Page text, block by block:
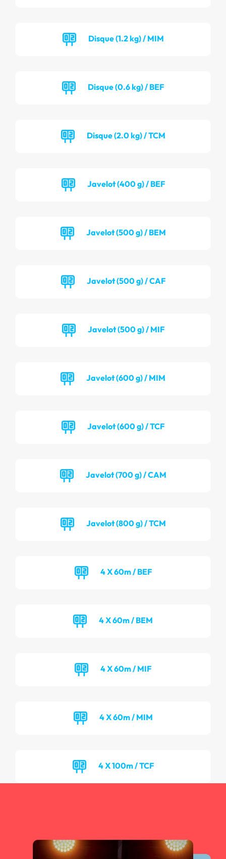
Disque (1.2 kg) / MIM
Disque (0.6 kg) / BEF
Disque (2.0 kg) / TCM
Javelot (400 g) / BEF
Javelot (500 g) / BEM
Javelot (500 g) / CAF
Javelot (500 g) / MIF
Javelot (600 g) / MIM
Javelot (600 g) / TCF
Javelot (700 g) / CAM
Javelot (800 g) / TCM
4 X 60m / BEF
4 X 60m / BEM
4 X 60m / MIF
4 X 60m / MIM
4 X 100m / TCF